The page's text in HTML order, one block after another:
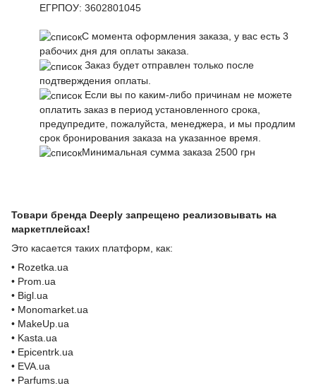
ЕГРПОУ: 3602801045
С момента оформления заказа, у вас есть 3
рабочих дня для оплаты заказа.
Заказ будет отправлен только после
подтверждения оплаты.
Если вы по каким-либо причинам не можете
оплатить заказ в период установленного срока,
предупредите, пожалуйста, менеджера, и мы продлим
срок бронирования заказа на указанное время.
Минимальная сумма заказа 2500 грн
Товари бренда Deeply запрещено реализовывать на
маркетплейсах!
Это касается таких платформ, как:
• Rozetka.ua
• Prom.ua
• Bigl.ua
• Monomarket.ua
• MakeUp.ua
• Kasta.ua
• Epicentrk.ua
• EVA.ua
• Parfums.ua